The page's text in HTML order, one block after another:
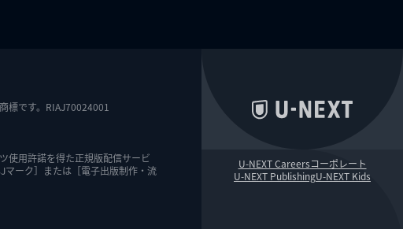
標です。RIAJ70024001
使用許諾を得た正規版配信サービ
マーク］または［電子出版制作・流
U-NEXT Careersコーポレート
U-NEXT PublishingU-NEXT Kids